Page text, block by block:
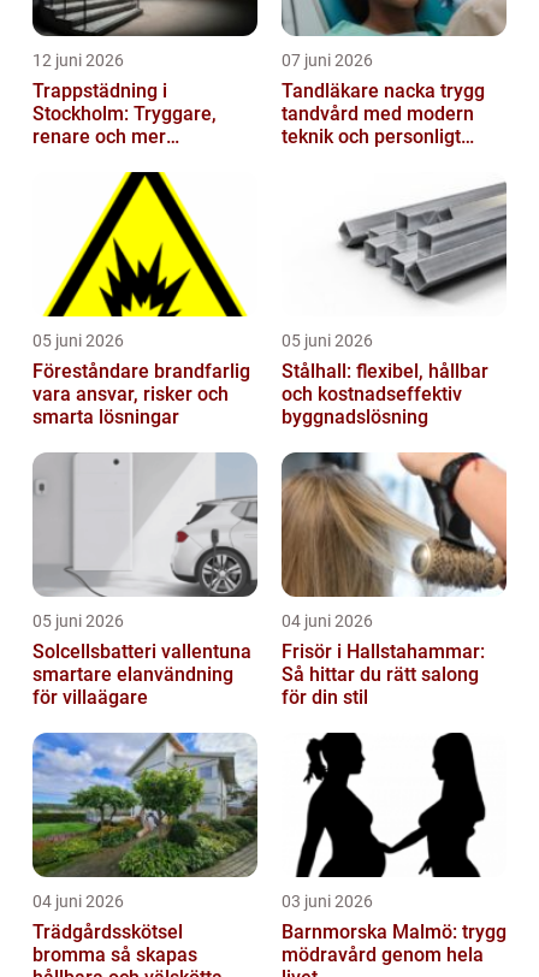
12 juni 2026
Trappstädning i
Stockholm: Tryggare,
renare och mer
07 juni 2026
Tandläkare nacka trygg
tandvård med modern
teknik och personligt
05 juni 2026
Föreståndare brandfarlig
vara ansvar, risker och
smarta lösningar
05 juni 2026
Stålhall: flexibel, hållbar
och kostnadseffektiv
byggnadslösning
05 juni 2026
Solcellsbatteri vallentuna
smartare elanvändning
för villaägare
04 juni 2026
Frisör i Hallstahammar:
Så hittar du rätt salong
för din stil
04 juni 2026
Trädgårdsskötsel
bromma så skapas
03 juni 2026
Barnmorska Malmö: trygg
mödravård genom hela